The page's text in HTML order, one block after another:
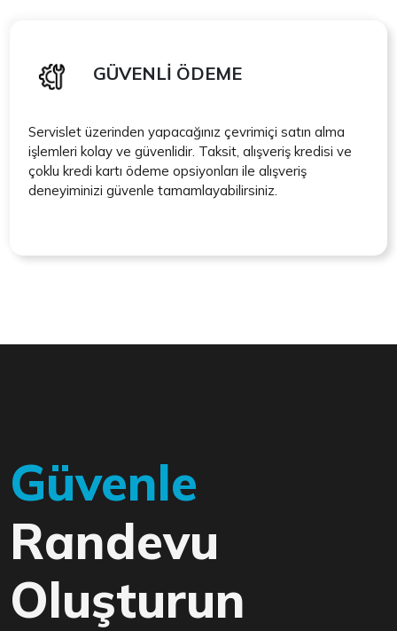
GÜVENLİ ÖDEME
Servislet üzerinden yapacağınız çevrimiçi satın alma
işlemleri kolay ve güvenlidir. Taksit, alışveriş kredisi ve
çoklu kredi kartı ödeme opsiyonları ile alışveriş
deneyiminizi güvenle tamamlayabilirsiniz.
Güvenle
Randevu
Oluşturun